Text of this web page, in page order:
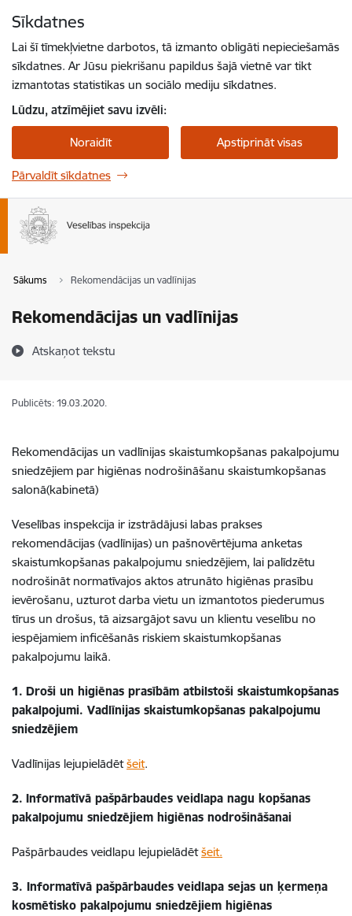
Sīkdatnes
Lai šī tīmekļvietne darbotos, tā izmanto obligāti nepieciešamās
sīkdatnes. Ar Jūsu piekrišanu papildus šajā vietnē var tikt
izmantotas statistikas un sociālo mediju sīkdatnes.
Lūdzu, atzīmējiet savu izvēli:
Noraidīt Apstiprināt visas
Pārvaldīt sīkdatnes
Sākums Rekomendācijas un vadlīnijas
Rekomendācijas un vadlīnijas
Atskaņot tekstu
Publicēts: 19.03.2020.
Rekomendācijas un vadlīnijas skaistumkopšanas pakalpojumu
sniedzējiem par higiēnas nodrošināšanu skaistumkopšanas
salonā(kabinetā)
Veselības inspekcija ir izstrādājusi labas prakses
rekomendācijas (vadlīnijas) un pašnovērtējuma anketas
skaistumkopšanas pakalpojumu sniedzējiem, lai palīdzētu
nodrošināt normatīvajos aktos atrunāto higiēnas prasību
ievērošanu, uzturot darba vietu un izmantotos piederumus
tīrus un drošus, tā aizsargājot savu un klientu veselību no
iespējamiem inficēšanās riskiem skaistumkopšanas
pakalpojumu laikā.
1. Droši un higiēnas prasībām atbilstoši skaistumkopšanas
pakalpojumi. Vadlīnijas skaistumkopšanas pakalpojumu
sniedzējiem
Vadlīnijas lejupielādētšeit.
2. Informatīvā pašpārbaudes veidlapa nagu kopšanas
pakalpojumu sniedzējiem higiēnas nodrošināšanai
Pašpārbaudes veidlapu lejupielādētšeit.
3. Informatīvā pašpārbaudes veidlapa sejas un ķermeņa
kosmētisko pakalpojumu sniedzējiem higiēnas